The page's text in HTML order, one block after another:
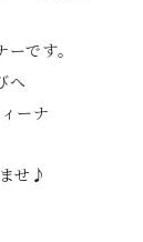
です。
へ
ーナ
せ♪